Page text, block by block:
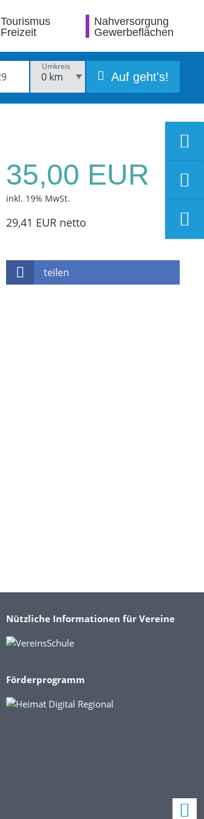
Tourismus
Freizeit
Nahversorgung
Gewerbeflächen
Umkreis
Auf geht's!
35,00 EUR
inkl. 19% MwSt.
29,41 EUR netto
teilen
Nützliche Informationen für Vereine
Förderprogramm